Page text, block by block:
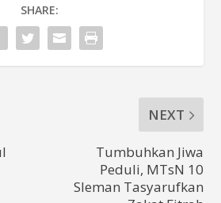
SHARE:
NEXT
Tumbuhkan Jiwa
Peduli, MTsN 10
Sleman Tasyarufkan